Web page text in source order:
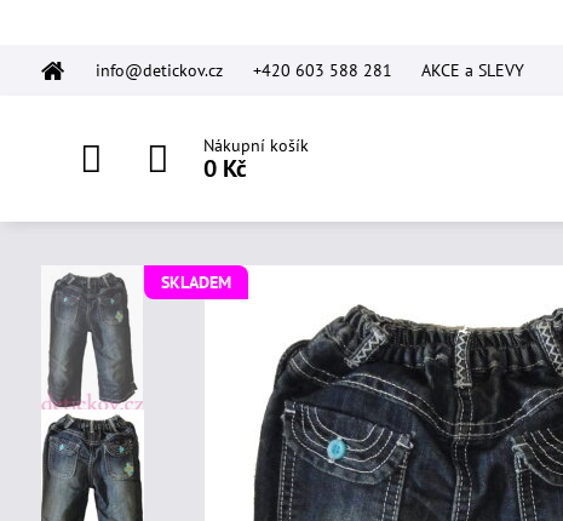
info@detickov.cz +420 603 588 281 AKCE a SLEVY
Nákupní košík
0 Kč
SKLADEM